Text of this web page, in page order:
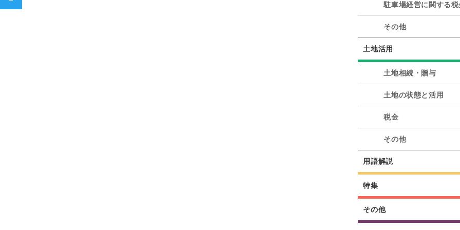
駐車場経営に関する税
その他
土地活用
土地相続・贈与
土地の状態と活用
税金
その他
用語解説
特集
その他